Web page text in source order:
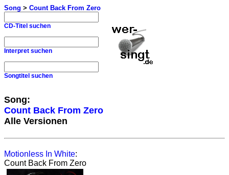
Song > Count Back From Zero
CD-Titel suchen
Interpret suchen
Songtitel suchen
Song:
Count Back From Zero
Alle Versionen
Motionless In White:
Count Back From Zero